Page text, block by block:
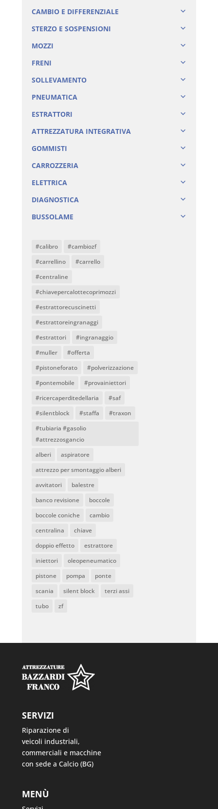
CAMBIO E DIFFERENZIALE
STERZO E SOSPENSIONI
MOZZI
FRENI
SOLLEVAMENTO
PNEUMATICA
ESTRATTORI
ATTREZZATURA INTEGRATIVA
GOMMISTI
CARROZZERIA
ELETTRICA
DIAGNOSTICA
BUSSOLAME
#calibro
#cambiozf
#carrellino
#carrello
#centraline
#chiavepercalottecoprimozzi
#estrattorecuscinetti
#estrattoreingranaggi
#estrattori
#ingranaggio
#muller
#offerta
#pistoneforato
#polverizzazione
#pontemobile
#provainiettori
#ricercaperditedellaria
#saf
#silentblock
#staffa
#traxon
#tubiaria #gasolio
#attrezzosgancio
alberi
aspiratore
attrezzo per smontaggio alberi
avvitatori
balestre
banco revisione
boccole
boccole coniche
cambio
centralina
chiave
doppio effetto
estrattore
iniettori
oleopeneumatico
pistone
pompa
ponte
scania
silent block
terzi assi
tubo
zf
SERVIZI
Riparazione di
veicoli industriali,
commerciali e macchine
con sede a Calcio (BG)
MENÙ